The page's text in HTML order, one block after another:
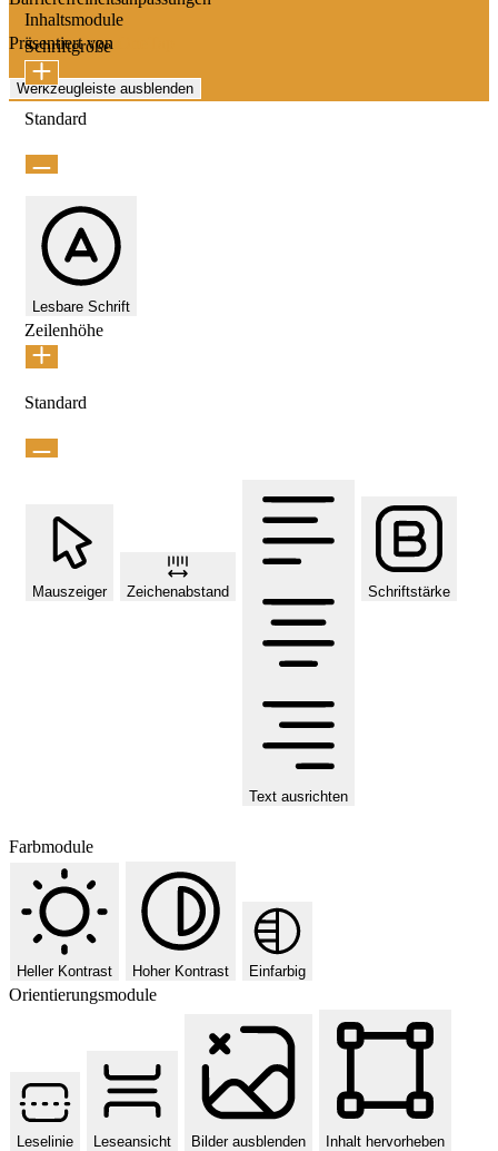
Präsentiert von
Werkzeugleiste ausblenden
Inhaltsmodule
Schriftgröße
Standard
Lesbare Schrift
Zeilenhöhe
Standard
Mauszeiger Zeichenabstand
Text ausrichten
Schriftstärke
Farbmodule
Heller Kontrast Hoher Kontrast Einfarbig
Orientierungsmodule
Leselinie Leseansicht Bilder ausblenden Inhalt hervorheben